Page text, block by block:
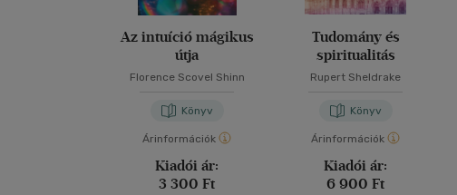
Az intuíció mágikus
útja
Florence Scovel Shinn
Könyv
Árinformációk
Kiadói ár:
3 300 Ft
Tudomány és
spiritualitás
Rupert Sheldrake
Könyv
Árinformációk
Kiadói ár:
6 900 Ft